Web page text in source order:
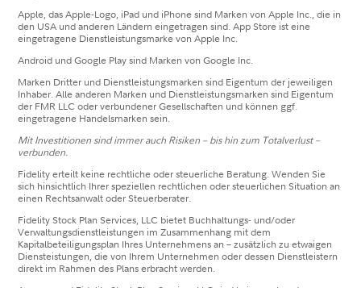
Apple, das Apple-Logo, iPad und iPhone sind Marken von Apple Inc., die in
den USA und anderen Ländern eingetragen sind. App Store ist eine
eingetragene Dienstleistungsmarke von Apple Inc.
Android und Google Play sind Marken von Google Inc.
Marken Dritter und Dienstleistungsmarken sind Eigentum der jeweiligen
Inhaber. Alle anderen Marken und Dienstleistungsmarken sind Eigentum
der FMR LLC oder verbundener Gesellschaften und können ggf.
eingetragene Handelsmarken sein.
Mit Investitionen sind immer auch Risiken – bis hin zum Totalverlust –
verbunden.
Fidelity erteilt keine rechtliche oder steuerliche Beratung. Wenden Sie
sich hinsichtlich Ihrer speziellen rechtlichen oder steuerlichen Situation an
einen Rechtsanwalt oder Steuerberater.
Fidelity Stock Plan Services, LLC bietet Buchhaltungs- und/oder
Verwaltungsdienstleistungen im Zusammenhang mit dem
Kapitalbeteiligungsplan Ihres Unternehmens an – zusätzlich zu etwaigen
Diensteistungen, die von Ihrem Unternehmen oder dessen Dienstleistern
direkt im Rahmen des Plans erbracht werden.